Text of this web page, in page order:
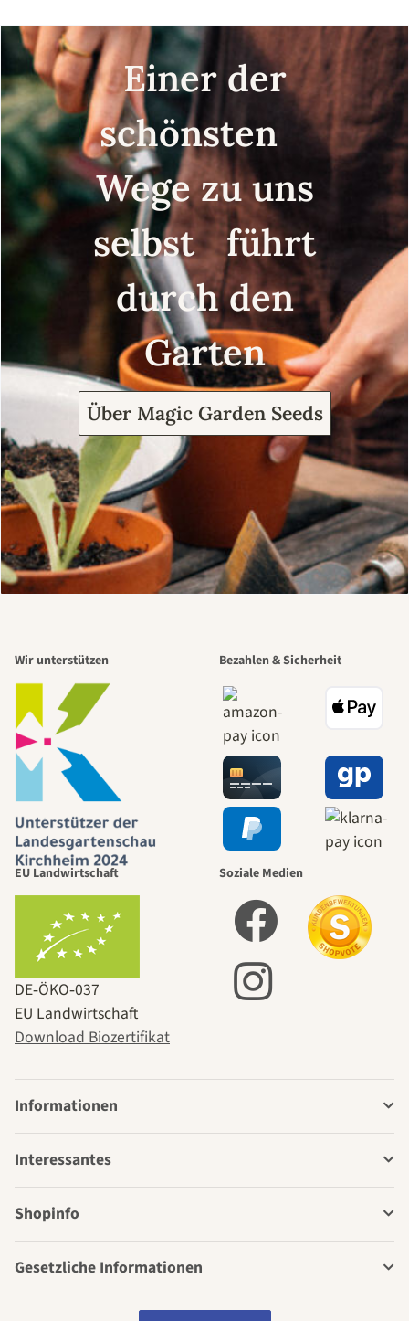
Einer der
schönsten
Wege zu uns
selbst führt
durch den
Garten
Über Magic Garden Seeds
Wir unterstützen Bezahlen & Sicherheit
EU Landwirtschaft
DE‑ÖKO‑037
EU Landwirtschaft
Download Biozertifikat
Soziale Medien
Informationen
Interessantes
Shopinfo
Gesetzliche Informationen